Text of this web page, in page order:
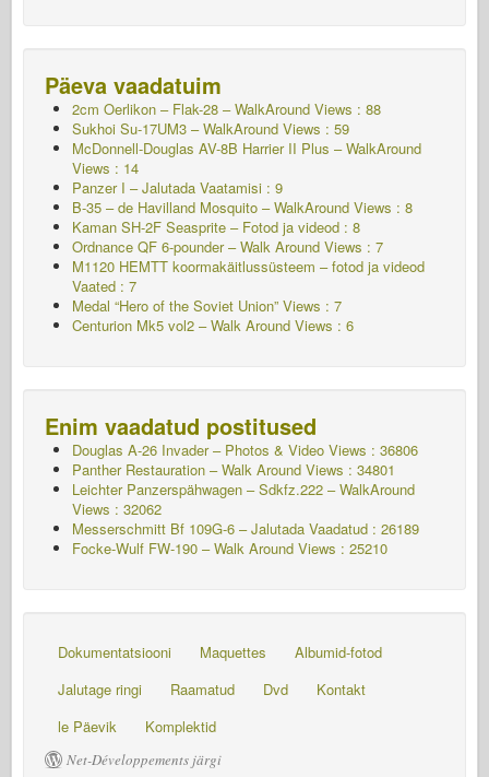
Päeva vaadatuim
2cm Oerlikon – Flak-28 – WalkAround Views : 88
Sukhoi Su-17UM3 – WalkAround Views : 59
McDonnell-Douglas AV-8B Harrier II Plus – WalkAround
Views : 14
Panzer I – Jalutada Vaatamisi : 9
B-35 – de Havilland Mosquito – WalkAround Views : 8
Kaman SH-2F Seasprite – Fotod ja videod : 8
Ordnance QF 6-pounder – Walk Around Views : 7
M1120 HEMTT koormakäitlussüsteem – fotod ja videod
Vaated : 7
Medal “Hero of the Soviet Union” Views : 7
Centurion Mk5 vol2 – Walk Around Views : 6
Enim vaadatud postitused
Douglas A-26 Invader – Photos & Video Views : 36806
Panther Restauration – Walk Around Views : 34801
Leichter Panzerspähwagen – Sdkfz.222 – WalkAround
Views : 32062
Messerschmitt Bf 109G-6 – Jalutada Vaadatud : 26189
Focke-Wulf FW-190 – Walk Around Views : 25210
Dokumentatsiooni Maquettes
Albumid-fotod
Jalutage ringi
Raamatud Dvd
Kontakt
le Päevik
Komplektid
Net-Développements järgi